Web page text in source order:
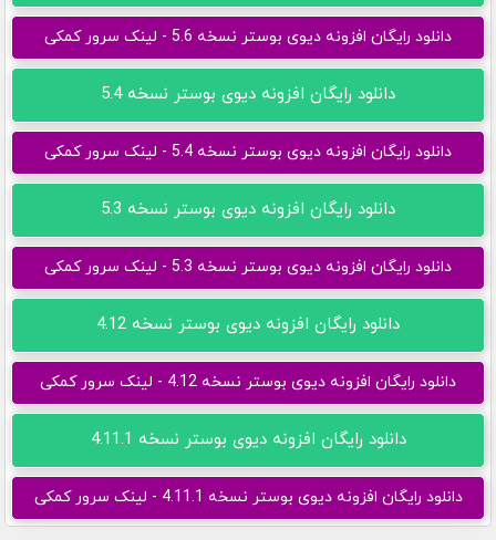
دانلود رایگان افزونه دیوی بوستر نسخه 5.6 - لینک سرور کمکی
دانلود رایگان افزونه دیوی بوستر نسخه 5.4
دانلود رایگان افزونه دیوی بوستر نسخه 5.4 - لینک سرور کمکی
دانلود رایگان افزونه دیوی بوستر نسخه 5.3
دانلود رایگان افزونه دیوی بوستر نسخه 5.3 - لینک سرور کمکی
دانلود رایگان افزونه دیوی بوستر نسخه 4.12
دانلود رایگان افزونه دیوی بوستر نسخه 4.12 - لینک سرور کمکی
دانلود رایگان افزونه دیوی بوستر نسخه 4.11.1
دانلود رایگان افزونه دیوی بوستر نسخه 4.11.1 - لینک سرور کمکی